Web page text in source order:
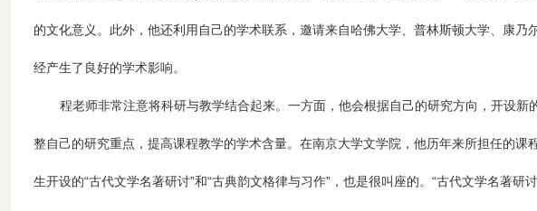
的文化意义。此外，他还利用自己的学术联系，邀请来自哈佛大学、普林斯顿大学、康
经产生了良好的学术影响。
程老师非常注意将科研与教学结合起来。一方面，他会根据自己的研究方向，开设
整自己的研究重点，提高课程教学的学术含量。在南京大学文学院，他历年来所担任的
生开设的“古代文学名著研讨”和“古典韵文格律与习作”，也是很叫座的。“古代文学名著